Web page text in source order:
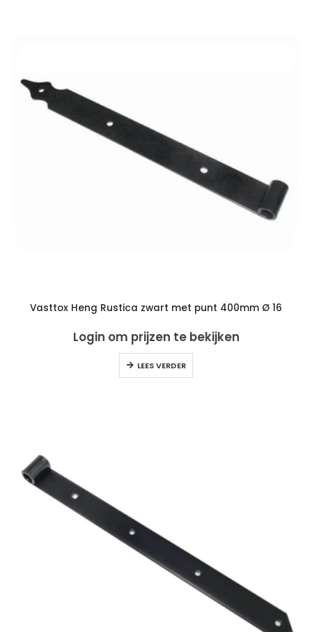
Vasttox Heng Rustica zwart met punt 400mm Ø 16
Login om prijzen te bekijken
LEES VERDER